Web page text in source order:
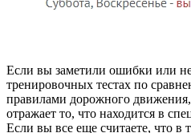
Если вы заметили ошибки или
тренировочных тестах по
правилами дорожного
отражает то, что находится в
Если вы все еще считаете, что в